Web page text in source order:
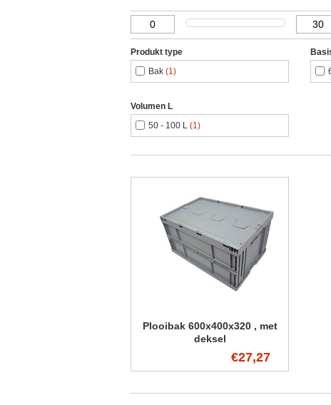
Produkt type
Bak (1)
Volumen L
50 - 100 L (1)
Plooibak 600x400x320 , met
deksel
€27,27